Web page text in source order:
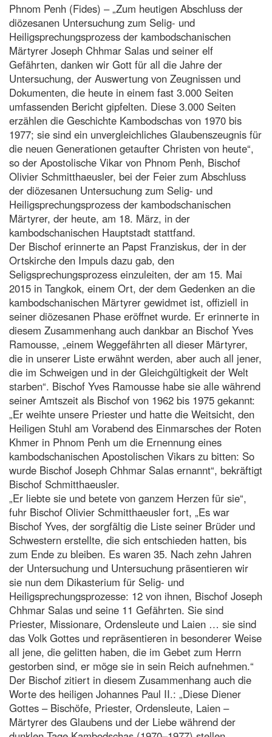
Phnom Penh (Fides) – „Zum heutigen Abschluss der
diözesanen Untersuchung zum Selig- und
Heiligsprechungsprozess der kambodschanischen
Märtyrer Joseph Chhmar Salas und seiner elf
Gefährten, danken wir Gott für all die Jahre der
Untersuchung, der Auswertung von Zeugnissen und
Dokumenten, die heute in einem fast 3.000 Seiten
umfassenden Bericht gipfelten. Diese 3.000 Seiten
erzählen die Geschichte Kambodschas von 1970 bis
1977; sie sind ein unvergleichliches Glaubenszeugnis für
die neuen Generationen getaufter Christen von heute“,
so der Apostolische Vikar von Phnom Penh, Bischof
Olivier Schmitthaeusler, bei der Feier zum Abschluss
der diözesanen Untersuchung zum Selig- und
Heiligsprechungsprozess der kambodschanischen
Märtyrer, der heute, am 18. März, in der
kambodschanischen Hauptstadt stattfand.
Der Bischof erinnerte an Papst Franziskus, der in der
Ortskirche den Impuls dazu gab, den
Seligsprechungsprozess einzuleiten, der am 15. Mai
2015 in Tangkok, einem Ort, der dem Gedenken an die
kambodschanischen Märtyrer gewidmet ist, offiziell in
seiner diözesanen Phase eröffnet wurde. Er erinnerte in
diesem Zusammenhang auch dankbar an Bischof Yves
Ramousse, „einem Weggefährten all dieser Märtyrer,
die in unserer Liste erwähnt werden, aber auch all jener,
die im Schweigen und in der Gleichgültigkeit der Welt
starben“. Bischof Yves Ramousse habe sie alle während
seiner Amtszeit als Bischof von 1962 bis 1975 gekannt:
„Er weihte unsere Priester und hatte die Weitsicht, den
Heiligen Stuhl am Vorabend des Einmarsches der Roten
Khmer in Phnom Penh um die Ernennung eines
kambodschanischen Apostolischen Vikars zu bitten: So
wurde Bischof Joseph Chhmar Salas ernannt“, bekräftigt
Bischof Schmitthaeusler.
„Er liebte sie und betete von ganzem Herzen für sie“,
fuhr Bischof Olivier Schmitthaeusler fort, „Es war
Bischof Yves, der sorgfältig die Liste seiner Brüder und
Schwestern erstellte, die sich entschieden hatten, bis
zum Ende zu bleiben. Es waren 35. Nach zehn Jahren
der Untersuchung und Untersuchung präsentieren wir
sie nun dem Dikasterium für Selig- und
Heiligsprechungsprozesse: 12 von ihnen, Bischof Joseph
Chhmar Salas und seine 11 Gefährten. Sie sind
Priester, Missionare, Ordensleute und Laien … sie sind
das Volk Gottes und repräsentieren in besonderer Weise
all jene, die gelitten haben, die im Gebet zum Herrn
gestorben sind, er möge sie in sein Reich aufnehmen.“
Der Bischof zitiert in diesem Zusammenhang auch die
Worte des heiligen Johannes Paul II.: „Diese Diener
Gottes – Bischöfe, Priester, Ordensleute, Laien –
Märtyrer des Glaubens und der Liebe während der